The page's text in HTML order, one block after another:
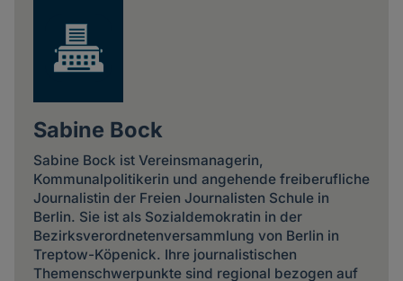
Sabine Bock
Sabine Bock ist Vereinsmanagerin,
Kommunalpolitikerin und angehende freiberufliche
Journalistin der Freien Journalisten Schule in
Berlin. Sie ist als Sozialdemokratin in der
Bezirksverordnetenversammlung von Berlin in
Treptow-Köpenick. Ihre journalistischen
Themenschwerpunkte sind regional bezogen auf